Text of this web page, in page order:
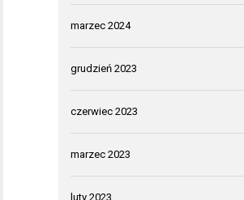
marzec 2024
grudzień 2023
czerwiec 2023
marzec 2023
luty 2023